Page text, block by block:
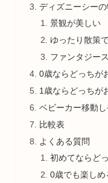
ディズニーシー
景観が美しい
ゆったり散策
ファンタジー
0歳ならどっちが
1歳ならどっちが
ベビーカー移動
比較表
よくある質問
初めてならど
0歳でも楽しめ